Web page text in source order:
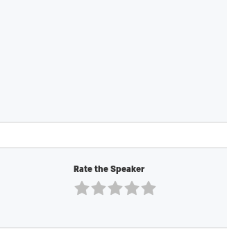
Rate the Speaker